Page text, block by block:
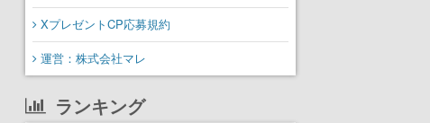
XプレゼントCP応募規約
運営：株式会社マレ
ランキング